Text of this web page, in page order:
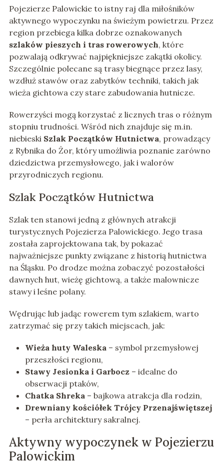
Pojezierze Palowickie to istny raj dla miłośników
aktywnego wypoczynku na świeżym powietrzu. Przez
region przebiega kilka dobrze oznakowanych
szlaków pieszych i tras rowerowych, które
pozwalają odkrywać najpiękniejsze zakątki okolicy.
Szczególnie polecane są trasy biegnące przez lasy,
wzdłuż stawów oraz zabytków techniki, takich jak
wieża gichtowa czy stare zabudowania hutnicze.
Rowerzyści mogą korzystać z licznych tras o różnym
stopniu trudności. Wśród nich znajduje się m.in.
niebieski Szlak Początków Hutnictwa, prowadzący
z Rybnika do Żor, który umożliwia poznanie zarówno
dziedzictwa przemysłowego, jak i walorów
przyrodniczych regionu.
Szlak Początków Hutnictwa
Szlak ten stanowi jedną z głównych atrakcji
turystycznych Pojezierza Palowickiego. Jego trasa
została zaprojektowana tak, by pokazać
najważniejsze punkty związane z historią hutnictwa
na Śląsku. Po drodze można zobaczyć pozostałości
dawnych hut, wieżę gichtową, a także malownicze
stawy i leśne polany.
Wędrując lub jadąc rowerem tym szlakiem, warto
zatrzymać się przy takich miejscach, jak:
Wieża huty Waleska– symbol przemysłowej
przeszłości regionu,
Stawy Jesionka i Garbocz– idealne do
obserwacji ptaków,
Chatka Shreka– bajkowa atrakcja dla rodzin,
Drewniany kościółek Trójcy Przenajświętszej
– perła architektury sakralnej.
Aktywny wypoczynek w Pojezierzu
Palowickim